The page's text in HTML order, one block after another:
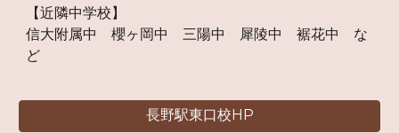
【近隣中学校】
信大附属中櫻ヶ岡中三陽中 犀陵中 裾花中 な
ど
長野駅東口校HP